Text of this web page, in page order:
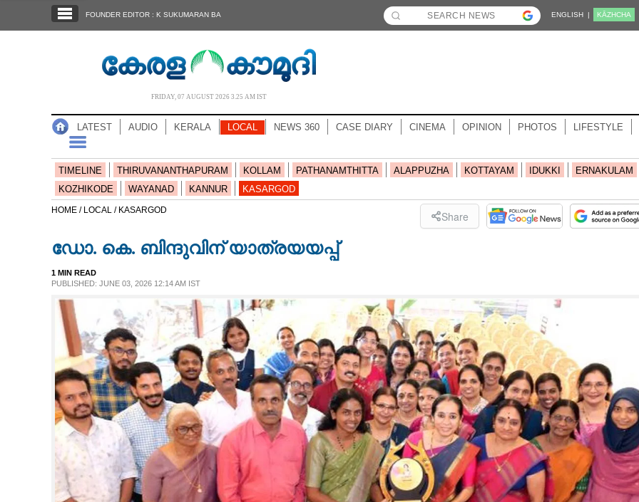
NOTIFIED NEWS
NEWS 360
LIFESTYLE
SPIRITUAL
FOUNDER EDITOR : K SUKUMARAN BA ENGLISH | KĀZHCHA
FRIDAY, 07 AUGUST 2026 3.25 AM IST
LATEST AUDIO KERALA LOCAL NEWS 360 CASE DIARY CINEMA OPINION PHOTOS LIFESTYLE
TIMELINE THIRUVANANTHAPURAM KOLLAM PATHANAMTHITTA ALAPPUZHA KOTTAYAM IDUKKI
ERNAKULAM
KOZHIKODE
WAYANAD KANNUR KASARGOD
HOME / LOCAL / KASARGOD Share
ഡോ. കെ. ബിന്ദുവിന് യാത്രയയപ്പ്
1 MIN READ
PUBLISHED: JUNE 03, 2026 12:14 AM IST